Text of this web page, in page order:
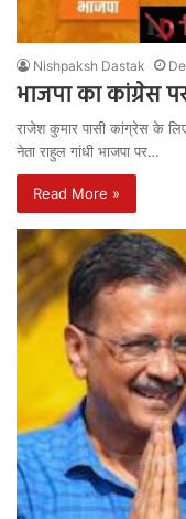
Nishpaksh Dastak
भाजपा का कांग्रेस
राजेश कुमार पासी कांग्रेस के
नेता राहुल गांधी भाजपा पर…
Read More »